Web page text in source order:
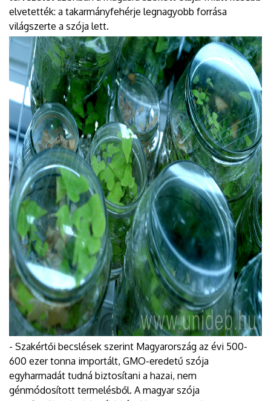
elvetették: a takarmányfehérje legnagyobb forrása
világszerte a szója lett.
- Szakértői becslések szerint Magyarország az évi 500-
600 ezer tonna importált, GMO-eredetű szója
egyharmadát tudná biztosítani a hazai, nem
génmódosított termelésből. A magyar szója